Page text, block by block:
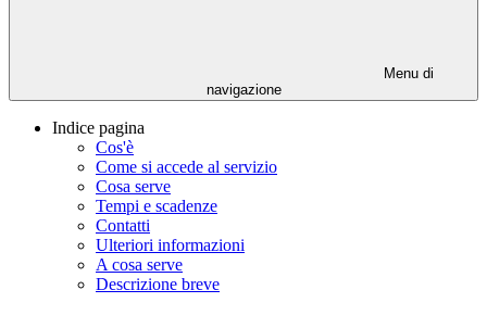
Menu di
navigazione
Indice pagina
Cos'è
Come si accede al servizio
Cosa serve
Tempi e scadenze
Contatti
Ulteriori informazioni
A cosa serve
Descrizione breve